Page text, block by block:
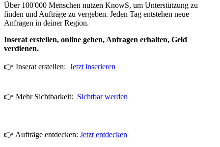
Über 100'000 Menschen nutzen KnowS, um Unterstützung zu
finden und Aufträge zu vergeben. Jeden Tag entstehen neue
Anfragen in deiner Region.
Inserat erstellen, online gehen, Anfragen erhalten, Geld
verdienen.
👉 Inserat erstellen: Jetzt inserieren
👉 Mehr Sichtbarkeit: Sichtbar werden
👉 Aufträge entdecken: Jetzt entdecken